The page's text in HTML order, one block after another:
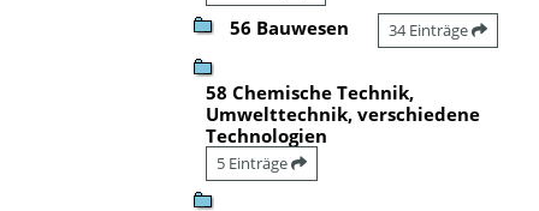
56 Bauwesen 34 Einträge
58 Chemische Technik,
Umwelttechnik, verschiedene
Technologien
5 Einträge